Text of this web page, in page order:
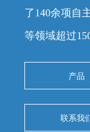
了140余项自
等领域超过
产品
联系我